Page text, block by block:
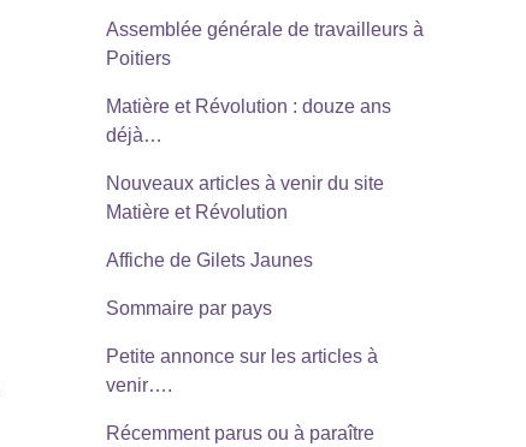
Assemblée générale de travailleurs à
Poitiers
Matière et Révolution : douze ans
déjà…
Nouveaux articles à venir du site
Matière et Révolution
Affiche de Gilets Jaunes
Sommaire par pays
Petite annonce sur les articles à
venir….
Récemment parus ou à paraître